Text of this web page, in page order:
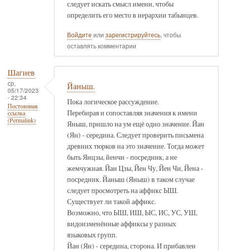
следует искать смысл имени, чтобы
определить его место в иерархии табынцев.
Войдите или зарегистрируйтесь, чтобы
оставлять комментарии
Шагиев
ср,
05/17/2023
- 22:34
Постоянная
ссылка
(Permalink)
Йаныш.
Пока логическое рассуждение.
Перебирая и сопоставляя значения к имени
Яныш, пришло на ум ещё одно значение. Йан
(Ян) - середина. Следует проверить письмена
древних тюрков на это значение. Тогда может
быть Янцзы, йенчи - посредник, а не
жемчужная. Йан Цзы, Йен Чу, Йен Чи, Йена -
посредник. Йаныш (Яныш) в таком случае
следует просмотреть на аффикс ЫШ.
Существует ли такой аффикс.
Возможно, что ЫШ, ИШ, ЫС, ИС, УС, УШ,
видоизменённые аффиксы у разных
языковых групп.
Йан (Ян) - середина, сторона. И прибавлен